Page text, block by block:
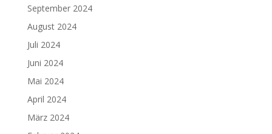
September 2024
August 2024
Juli 2024
Juni 2024
Mai 2024
April 2024
März 2024